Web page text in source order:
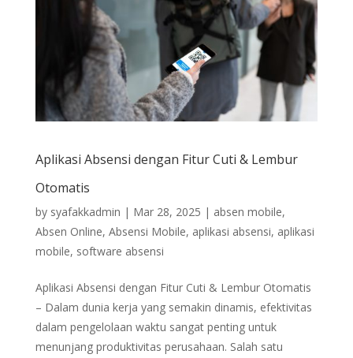
Aplikasi Absensi dengan Fitur Cuti & Lembur
Otomatis
by syafakkadmin | Mar 28, 2025 | absen mobile,
Absen Online, Absensi Mobile, aplikasi absensi, aplikasi
mobile, software absensi
Aplikasi Absensi dengan Fitur Cuti & Lembur Otomatis
– Dalam dunia kerja yang semakin dinamis, efektivitas
dalam pengelolaan waktu sangat penting untuk
menunjang produktivitas perusahaan. Salah satu